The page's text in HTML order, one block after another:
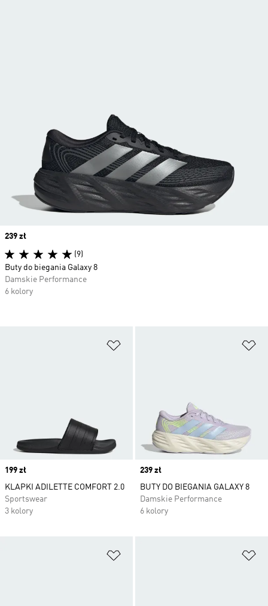
Price
199 zł
KLAPKI ADILETTE COMFORT 2.0
Sportswear
3 kolory
Price
239 zł
BUTY DO BIEGANIA GALAXY 8
Damskie Performance
6 kolory
Price
239 zł
(9)
Buty do biegania Galaxy 8
Damskie Performance
6 kolory